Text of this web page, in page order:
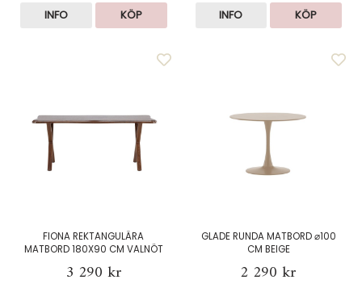
INFO KÖP INFO KÖP
FIONA REKTANGULÄRA
MATBORD 180X90 CM VALNÖT
3 290 kr
GLADE RUNDA MATBORD ⌀100
CM BEIGE
2 290 kr